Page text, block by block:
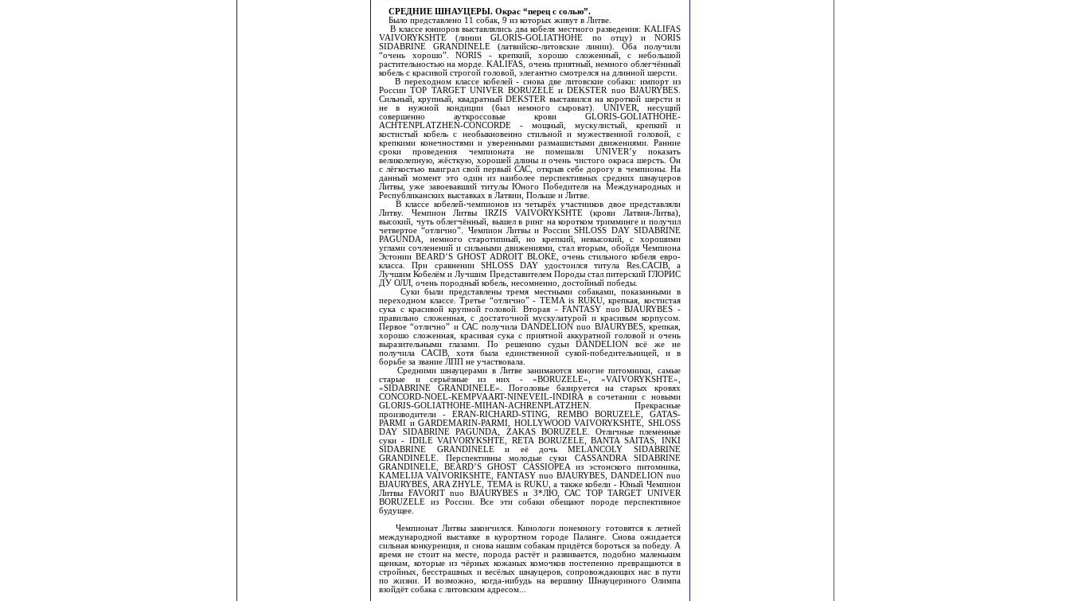
СРЕДНИЕ ШНАУЦЕРЫ. Окрас “перец с солью”.
Было представлено 11 собак, 9 из которых живут в Литве.
В классе юниоров выставлялись два кобеля местного разведения: KALIFAS
VAIVORYKSHTE (линии GLORIS-GOLIATHOHE по отцу) и NORIS
SIDABRINE GRANDINELE (латвийско-литовские линии). Оба получили
“очень хорошо”. NORIS - крепкий, хорошо сложенный, с небольшой
растительностью на морде. KALIFAS, очень приятный, немного облегчённый
кобель с красивой строгой головой, элегантно смотрелся на длинной шерсти.
В переходном классе кобелей - снова две литовские собаки: импорт из
России TOP TARGET UNIVER BORUZELE и DEKSTER nuo BJAURYBES.
Сильный, крупный, квадратный DEKSTER выставился на короткой шерсти и
не в нужной кондиции (был немного сыроват). UNIVER, несущий
совершенно ауткроссовые крови GLORIS-GOLIATHOHE-
ACHTENPLATZHEN-CONCORDE - мощный, мускулистый, крепкий и
костистый кобель с необыкновенно стильной и мужественной головой, с
крепкими конечностями и уверенными размашистыми движениями. Ранние
сроки проведения чемпионата не помешали UNIVER’y показать
великолепную, жёсткую, хорошей длины и очень чистого окраса шерсть. Он
с лёгкостью выиграл свой первый САС, открыв себе дорогу в чемпионы. На
данный момент это один из наиболее перспективных средних шнауцеров
Литвы, уже завоевавший титулы Юного Победителя на Международных и
Республиканских выставках в Латвии, Польше и Литве.
В классе кобелей-чемпионов из четырёх участников двое представляли
Литву. Чемпион Литвы IRZIS VAIVORYKSHTE (крови Латвия-Литва),
высокий, чуть облегчённый, вышел в ринг на коротком тримминге и получил
четвертое “отлично”. Чемпион Литвы и России SHLOSS DAY SIDABRINE
PAGUNDA, немного старотипный, но крепкий, невысокий, с хорошими
углами сочленений и сильными движениями, стал вторым, обойдя Чемпиона
Эстонии BEARD’S GHOST ADROIT BLOKE, очень стильного кобеля евро-
класса. При сравнении SHLOSS DAY удостоился титула Res.CACIB, а
Лучшим Кобелём и Лучшим Представителем Породы стал питерский ГЛОРИС
ДУ ОЛЛ, очень породный кобель, несомненно, достойный победы.
Суки были представлены тремя местными собаками, показанными в
переходном классе. Третье “отлично” - ТЕМА is RUKU, крепкая, костистая
сука с красивой крупной головой. Вторая - FANTASY nuo BJAURYBES -
правильно сложенная, с достаточной мускулатурой и красивым корпусом.
Первое “отлично” и САС получила DANDELION nuo BJAURYBES, крепкая,
хорошо сложенная, красивая сука с приятной аккуратной головой и очень
выразительными глазами. По решению судьи DANDELION всё же не
получила CACIB, хотя была единственной сукой-победительницей, и в
борьбе за звание ЛПП не участвовала.
Средними шнауцерами в Литве занимаются многие питомники, самые
старые и серьёзные из них - «BORUZELE», «VAIVORYKSHTE»,
«SIDABRINE GRANDINELE». Поголовье базируется на старых кровях
CONCORD-NOEL-KEMPVAART-NINEVEIL-INDIRA в сочетании с новыми
GLORIS-GOLIATHOHE-MIHAN-ACHRENPLATZHEN. Прекрасные
производители - ERAN-RICHARD-STING, REMBO BORUZELE, GATAS-
PARMI и GARDEMARIN-PARMI, HOLLYWOOD VAIVORYKSHTE, SHLOSS
DAY SIDABRINE PAGUNDA, ZAKAS BORUZELE. Отличные племенные
суки - IDILE VAIVORYKSHTE, RETA BORUZELE, BANTA SAITAS, INKI
SIDABRINE GRANDINELE и её дочь MELANCOLY SIDABRINE
GRANDINELE. Перспективны молодые суки CASSANDRA SIDABRINE
GRANDINELE, BEARD’S GHOST CASSIOPEA из эстонского питомника,
KAMELIJA VAIVORIKSHTE, FANTASY nuo BJAURYBES, DANDELION nuo
BJAURYBES, ARA ZHYLE, ТЕМА is RUKU, а также кобели - Юный Чемпион
Литвы FAVORIT nuo BJAURYBES и З*ЛЮ, САС TOP TARGET UNIVER
BORUZELE из России. Все эти собаки обещают породе перспективное
будущее.
Чемпионат Литвы закончился. Кинологи понемногу готовятся к летней
международной выставке в курортном городе Паланге. Снова ожидается
сильная конкуренция, и снова нашим собакам придётся бороться за победу. А
время не стоит на месте, порода растёт и развивается, подобно маленьким
щенкам, которые из чёрных кожаных комочков постепенно превращаются в
стройных, бесстрашных и весёлых шнауцеров, сопровождающих нас в пути
по жизни. И возможно, когда-нибудь на вершину Шнауцериного Олимпа
взойдёт собака с литовским адресом...